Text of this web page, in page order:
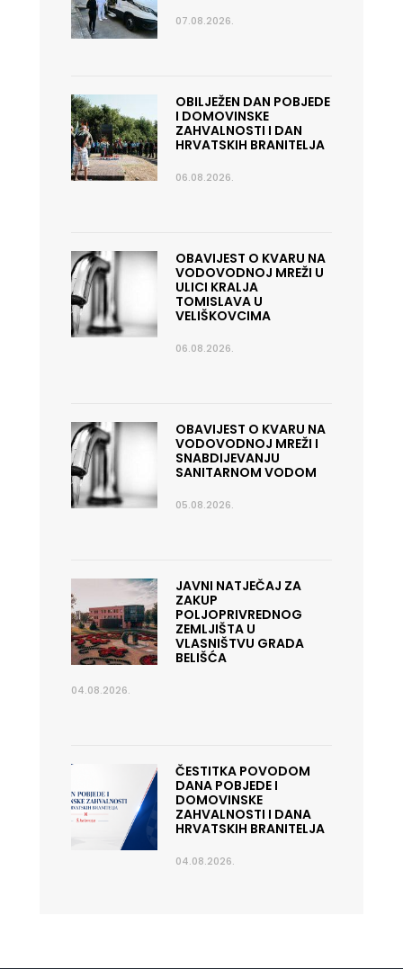
07.08.2026.
OBILJEŽEN DAN POBJEDE
I DOMOVINSKE
ZAHVALNOSTI I DAN
HRVATSKIH BRANITELJA
06.08.2026.
OBAVIJEST O KVARU NA
VODOVODNOJ MREŽI U
ULICI KRALJA
TOMISLAVA U
VELIŠKOVCIMA
06.08.2026.
OBAVIJEST O KVARU NA
VODOVODNOJ MREŽI I
SNABDIJEVANJU
SANITARNOM VODOM
05.08.2026.
JAVNI NATJEČAJ ZA
ZAKUP
POLJOPRIVREDNOG
ZEMLJIŠTA U
VLASNIŠTVU GRADA
BELIŠĆA
04.08.2026.
ČESTITKA POVODOM
DANA POBJEDE I
DOMOVINSKE
ZAHVALNOSTI I DANA
HRVATSKIH BRANITELJA
04.08.2026.